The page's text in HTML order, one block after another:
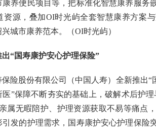
康养便民项目等，把标准化智慧康养服务
资源，叠加OI时光屿全套智慧康养方案
城市康养范本。（OI时光屿）
“国寿康护安心护理保险”
险股份有限公司（中国人寿）全新推出“
”保障不断夯实的基础上，破解术后护
属无暇陪护、护理资源获取不易等痛点
发的护理需求，国寿康护安心护理保险